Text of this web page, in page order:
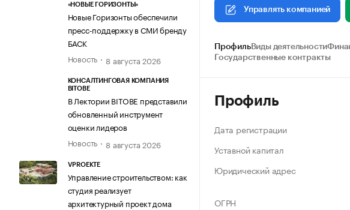
«НОВЫЕ ГОРИЗОНТЫ»
Новые Горизонты обеспечили
пресс-поддержку в СМИ бренду
БАСК
Новость
8 августа 2026
КОНСАЛТИНГОВАЯ КОМПАНИЯ
BITOBE
В Лектории BITOBE представили
обновленный инструмент
оценки лидеров
Новость
8 августа 2026
VPROEKTE
Управление строительством: как
студия реализует
архитектурный проект дома
Управлять компанией
ПрофильВиды деятельности
Государственные контракты
Профиль
Дата регистрации
Уставной капитал
Юридический адрес
ОГРН